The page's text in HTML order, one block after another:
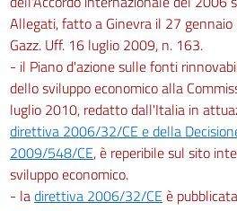
Allegati, fatto a Ginevra il 27
Gazz. Uff. 16 luglio 2009, n. 163.
- il Piano d'azione sulle fonti
dello sviluppo economico alla
luglio 2010, redatto dall'Italia in
direttiva 2006/32/CE e della
2009/548/CE, è reperibile sul sito
sviluppo economico.
- ladirettiva 2006/32/CE è